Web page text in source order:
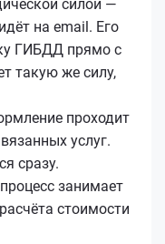
силой —
на email. Его
ГИБДД прямо с
такую же силу,
проходит
услуг.
сразу.
занимает
стоимости